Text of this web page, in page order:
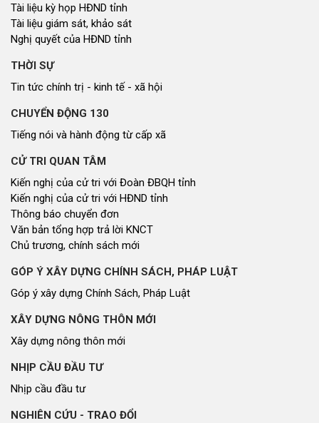
Tài liệu kỳ họp HĐND tỉnh
Tài liệu giám sát, khảo sát
Nghị quyết của HĐND tỉnh
THỜI SỰ
Tin tức chính trị - kinh tế - xã hội
CHUYỂN ĐỘNG 130
Tiếng nói và hành động từ cấp xã
CỬ TRI QUAN TÂM
Kiến nghị của cử tri với Đoàn ĐBQH tỉnh
Kiến nghị của cử tri với HĐND tỉnh
Thông báo chuyển đơn
Văn bản tổng hợp trả lời KNCT
Chủ trương, chính sách mới
GÓP Ý XÂY DỰNG CHÍNH SÁCH, PHÁP LUẬT
Góp ý xây dựng Chính Sách, Pháp Luật
XÂY DỰNG NÔNG THÔN MỚI
Xây dựng nông thôn mới
NHỊP CẦU ĐẦU TƯ
Nhịp cầu đầu tư
NGHIÊN CỨU - TRAO ĐỔI